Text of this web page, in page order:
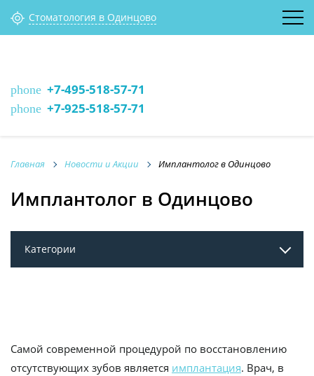
Стоматология в Одинцово
phone +7-495-518-57-71
phone +7-925-518-57-71
Главная Новости и Акции Имплантолог в Одинцово
Имплантолог в Одинцово
Категории
Самой современной процедурой по восстановлению
отсутствующих зубов является имплантация. Врач, в